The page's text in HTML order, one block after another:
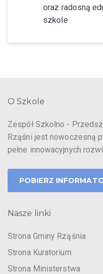
oraz radosną
szkole
O Szkole
Zespół Szkolno -
Rząśni jest nowoczesną
pełne innowacyjnych
POBIERZ
Nasze linki
Strona Gminy Rząśnia
Strona Kuratorium
Strona Ministerstwa